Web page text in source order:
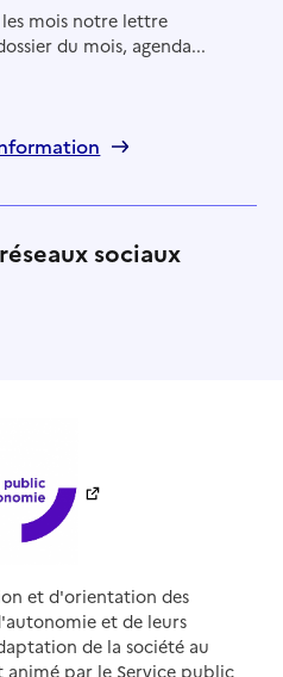
mois notre lettre
du mois, agenda...
sociaux
et d'orientation des
et de leurs
de la société au
animé par le Service public